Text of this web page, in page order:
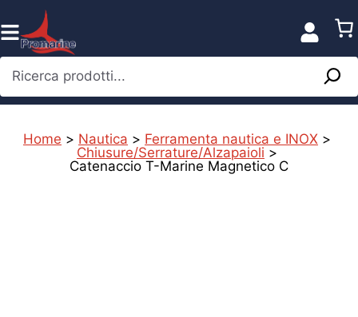
al
contenuto
Ricerca prodotti...
Home > Nautica > Ferramenta nautica e INOX >
Chiusure/Serrature/Alzapaioli >
Catenaccio T-Marine Magnetico C